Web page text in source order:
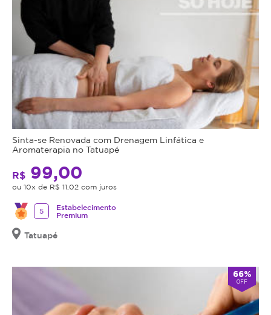
Sinta-se Renovada com Drenagem Linfática e
Aromaterapia no Tatuapé
R$ 99,00
ou 10x de R$ 11,02 com juros
5
Estabelecimento
Premium
Tatuapé
66%
OFF